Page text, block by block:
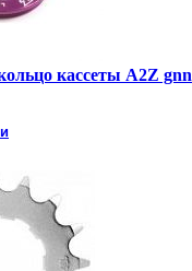
кассеты A2Z gnn